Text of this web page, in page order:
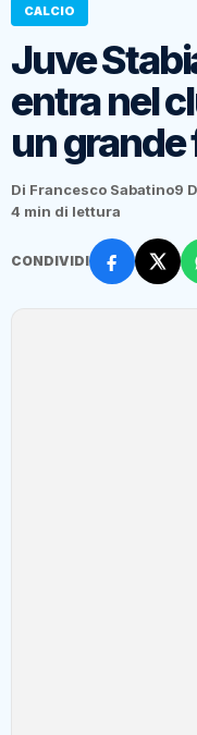
CALCIO
Juve
entra nel
un
Di Francesco Sabatino9
4 min di lettura
CONDIVIDI